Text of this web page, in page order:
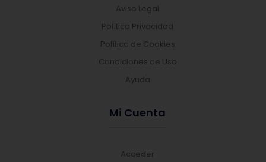
Aviso Legal
Política Privacidad
Política de Cookies
Condiciones de Uso
Ayuda
Mi Cuenta
Acceder